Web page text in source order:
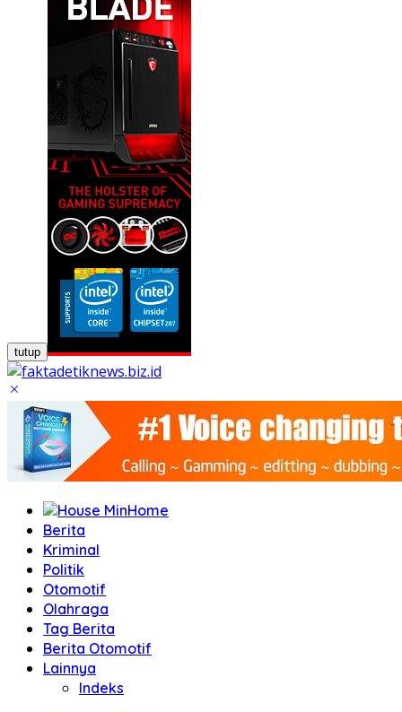
tutup
Home
Berita
Kriminal
Politik
Otomotif
Olahraga
Tag Berita
Berita Otomotif
Lainnya
Indeks